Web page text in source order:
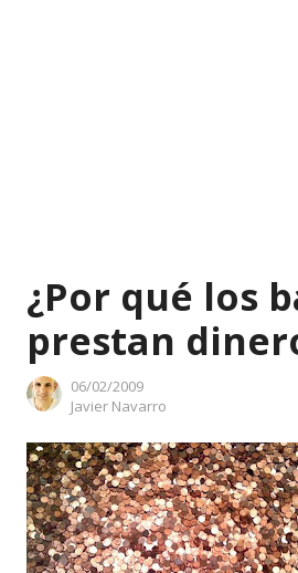
¿Por qué los
prestan
06/02/2009
Author
Javier Navarro